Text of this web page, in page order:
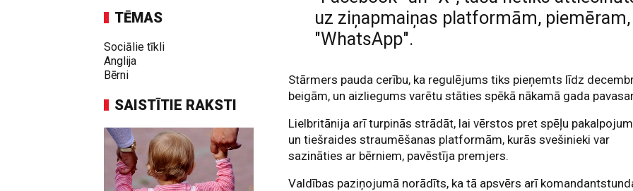
TĒMAS
Sociālie tīkli
Anglija
Bērni
SAISTĪTIE RAKSTI
uz ziņapmaiņas platformām, piemēram,
"WhatsApp".
Stārmers pauda cerību, ka regulējums tiks pieņemts līdz
beigām, un aizliegums varētu stāties spēkā nākamā gada
Lielbritānija arī turpinās strādāt, lai vērstos pret spēļu
un tiešraides straumēšanas platformām, kurās svešinieki var
sazināties ar bērniem, pavēstīja premjers.
Valdības paziņojumā norādīts, ka tā apsvērs arī